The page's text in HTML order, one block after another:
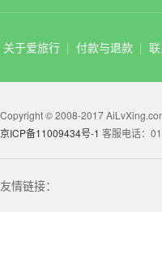
关于爱旅行 | 付款与退款 |
Copyright © 2008-2017
京ICP备11009434号-1 客服电话：
友情链接：